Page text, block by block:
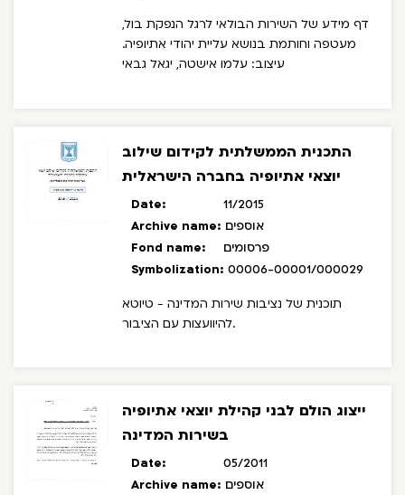
דף מידע של השירות הבולאי לרגל הנפקת בול,
מעטפה וחותמת בנושא עליית יהודי אתיופיה.
עיצוב: עלמו אישטה, יגאל גבאי
התכנית הממשלתית לקידום שילוב
יוצאי אתיופיה בחברה הישראלית
Date:
11/2015
Archive name: אוספים
Fond name:
פרסומים
Symbolization: 00006-00001/000029
תוכנית של נציבות שירות המדינה - טיוטא
להיוועצות עם הציבור.
ייצוג הולם לבני קהילת יוצאי אתיופיה
בשירות המדינה
Date:
05/2011
Archive name: אוספים